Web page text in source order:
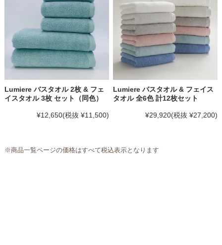
Lumiere バスタオル 2枚 & フェ
イスタオル 3枚 セット（同色）
¥12,650(税抜 ¥11,500)
Lumiere バスタオル & フェイス
タオル 全6色 計12枚セット
¥29,920(税抜 ¥27,200)
※商品一覧ページの価格はすべて税込表示となります